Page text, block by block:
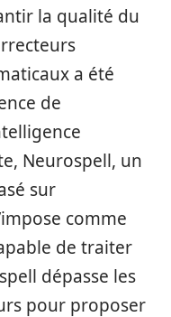
la qualité du
a été
de
Neurospell, un
sur
comme
de traiter
dépasse les
pour proposer